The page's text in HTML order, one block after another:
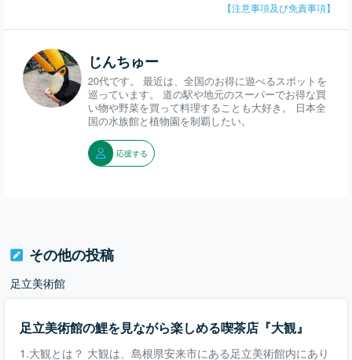
【注意事項及び免責事項】
じんちゅー
20代です。 最近は、全国のお得に遊べるスポットを
巡っています。 道の駅や地元のスーパーでお得な買
い物や野菜を買って料理することも大好き。 日本全
国の水族館と植物園を制覇したい。
応援する
その他の投稿
足立美術館
足立美術館の鯉を見ながら楽しめる喫茶店『大観』
1.大観とは？ 大観は、島根県安来市にある足立美術館内にあり